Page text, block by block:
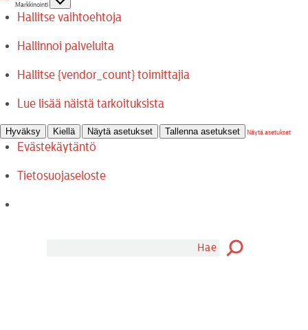
Markkinointi
Hallitse vaihtoehtoja
Hallinnoi palveluita
Hallitse {vendor_count} toimittajia
Lue lisää näistä tarkoituksista
Hyväksy Kiellä Näytä asetukset Tallenna asetukset Näytä asetukset
Evästekäytäntö
Tietosuojaseloste